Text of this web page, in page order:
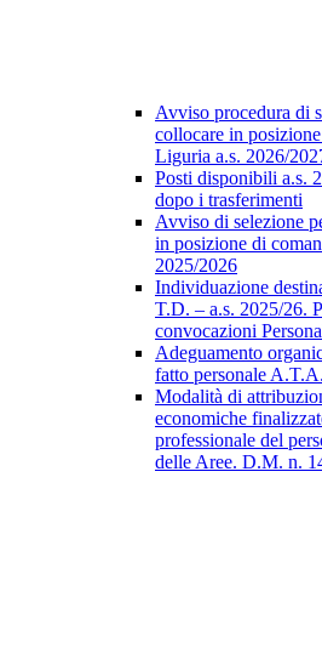
Avviso procedura di
collocare in
Liguria a.s. 2026/
Posti disponibili a.s.
dopo i trasferimenti
Avviso di selezione
in posizione di
2025/2026
Individuazione
T.D. – a.s. 2025/26.
convocazioni
Adeguamento
fatto personale
Modalità di
economiche
professionale del
delle Aree. D.M. n.